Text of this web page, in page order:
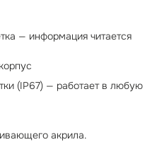
— информация читается
(IP67) — работает в любую
акрила.